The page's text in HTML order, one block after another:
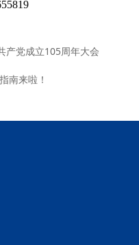
产党成立105周年大会
南来啦！